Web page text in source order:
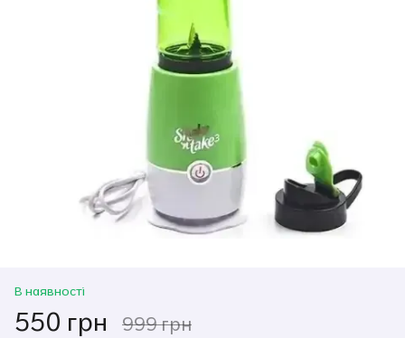
В наявності
550 грн 999 грн